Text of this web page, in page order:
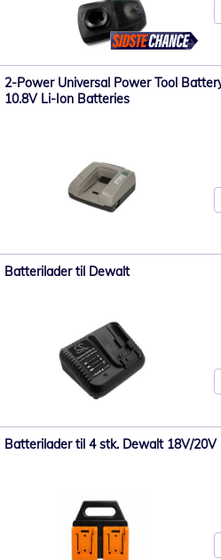
2-Power Universal Power Tool
10.8V Li-Ion Batteries
Batterilader til Dewalt
Batterilader til 4 stk. Dewalt 18V/